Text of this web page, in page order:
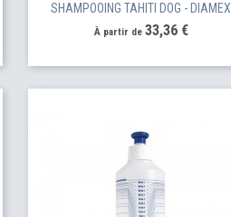
SHAMPOOING TAHITI DOG - DIAMEX
À partir de Prix
33,36 €